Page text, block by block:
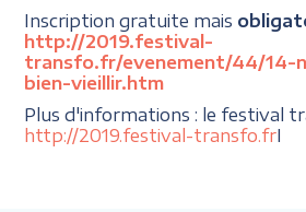
Inscription gratuite mais
http://2019.festival-
transfo.fr/evenement/44/14-
bien-vieillir.htm
Plus d'informations : le festival
http://2019.festival-transfo.frI